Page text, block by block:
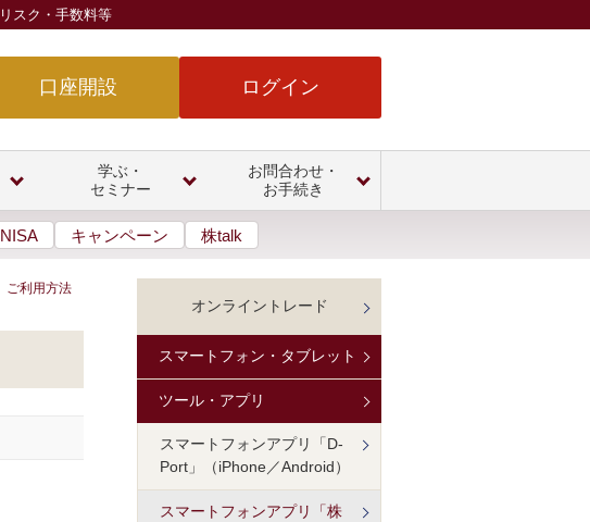
口座開設 ログイン
リスク・手数料等
学ぶ・
セミナー
お問合わせ・
お手続き
NISA キャンペーン 株talk
ご利用方法
オンライントレード
スマートフォン・タブレット
ツール・アプリ
スマートフォンアプリ「D-
Port」（iPhone／Android）
スマートフォンアプリ「株